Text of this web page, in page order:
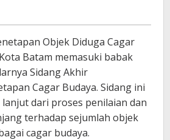
Objek Diduga Cagar
Batam memasuki babak
Sidang Akhir
Cagar Budaya. ​Sidang ini
dari proses penilaian dan
terhadap sejumlah objek
cagar budaya.